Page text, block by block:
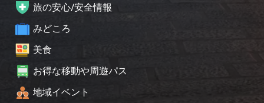
旅の安心/安全情報
みどころ
美食
お得な移動や周遊パス
地域イベント